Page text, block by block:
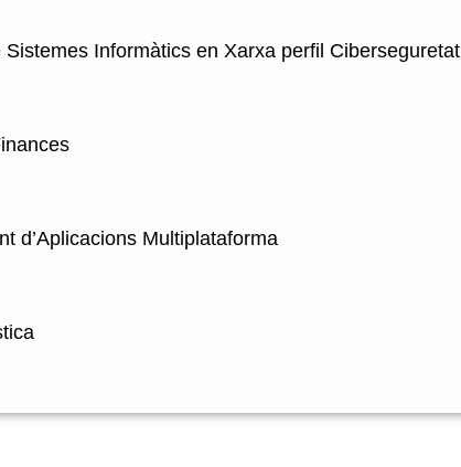
Informàtics en Xarxa perfil Ciberseguretat
d’Aplicacions Multiplataforma